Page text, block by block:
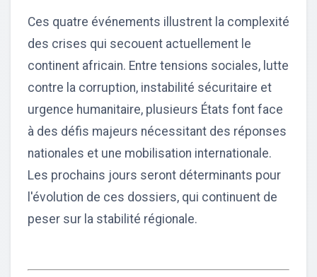
Ces quatre événements illustrent la complexité
des crises qui secouent actuellement le
continent africain. Entre tensions sociales, lutte
contre la corruption, instabilité sécuritaire et
urgence humanitaire, plusieurs États font face
à des défis majeurs nécessitant des réponses
nationales et une mobilisation internationale.
Les prochains jours seront déterminants pour
l'évolution de ces dossiers, qui continuent de
peser sur la stabilité régionale.